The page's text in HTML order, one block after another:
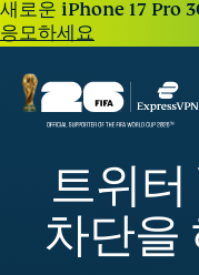
새로운 iPhone 17 Pro
응모하세요
트위
차단을